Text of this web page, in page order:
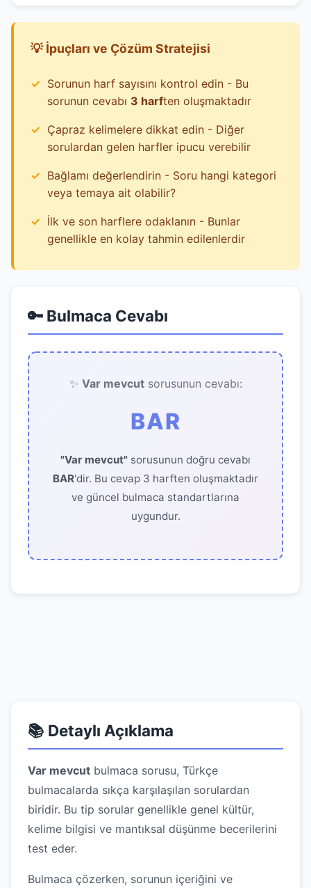
💡 İpuçları ve Çözüm Stratejisi
Sorunun harf sayısını kontrol edin - Bu
sorunun cevabı 3 harften oluşmaktadır
Çapraz kelimelere dikkat edin - Diğer
sorulardan gelen harfler ipucu verebilir
Bağlamı değerlendirin - Soru hangi kategori
veya temaya ait olabilir?
İlk ve son harflere odaklanın - Bunlar
genellikle en kolay tahmin edilenlerdir
🔑 Bulmaca Cevabı
✨ Var mevcutsorusunun cevabı:
BAR
"Var mevcut" sorusunun doğru cevabı
BAR'dir. Bu cevap 3 harften oluşmaktadır
ve güncel bulmaca standartlarına
uygundur.
📚 Detaylı Açıklama
Var mevcut bulmaca sorusu, Türkçe
bulmacalarda sıkça karşılaşılan sorulardan
biridir. Bu tip sorular genellikle genel kültür,
kelime bilgisi ve mantıksal düşünme becerilerini
test eder.
Bulmaca çözerken, sorunun içeriğini ve